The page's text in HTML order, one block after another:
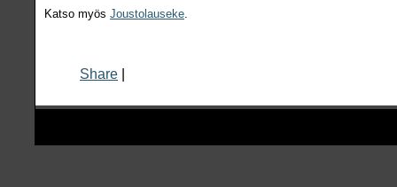
Katso myös Joustolauseke
Share